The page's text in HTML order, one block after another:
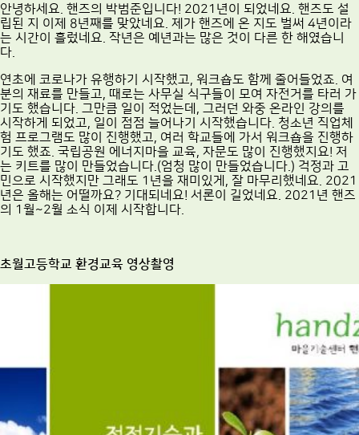
안녕하세요. 핸즈의 박범준입니다! 2021년이 되었네요. 핸즈도 설
립된 지 이제 8년째를 맞았네요. 제가 핸즈에 온 지도 벌써 4년이라
는 시간이 흘렀네요. 작년은 예년과는 많은 것이 다른 한 해였습니
다.
연초에 코로나가 유행하기 시작했고, 워크숍도 함께 줄어들었죠. 여
분의 재료를 만들고, 때로는 사무실 식구들이 모여 자전거를 타러 가
기도 했습니다. 그만큼 일이 적었는데, 그러던 와중 온라인 강의를
시작하게 되었고, 일이 점점 늘어나기 시작했습니다. 청소년 직업체
험 프로그램도 많이 진행했고, 여러 학교들에 가서 워크숍을 진행하
기도 했죠. 국립공원 에너지마을 교육, 자문도 많이 진행했지요! 저
는 키트를 많이 만들었습니다.(엄청 많이 만들었습니다.) 걱정과 고
민으로 시작했지만 그래도 1년을 재미있게, 잘 마무리했네요. 2021
년은 올해는 어떨까요? 기대되네요! 서론이 길었네요. 2021년 핸즈
의 1월~2월 소식 이제 시작합니다.
초월고등학교 환경교육 영상촬영